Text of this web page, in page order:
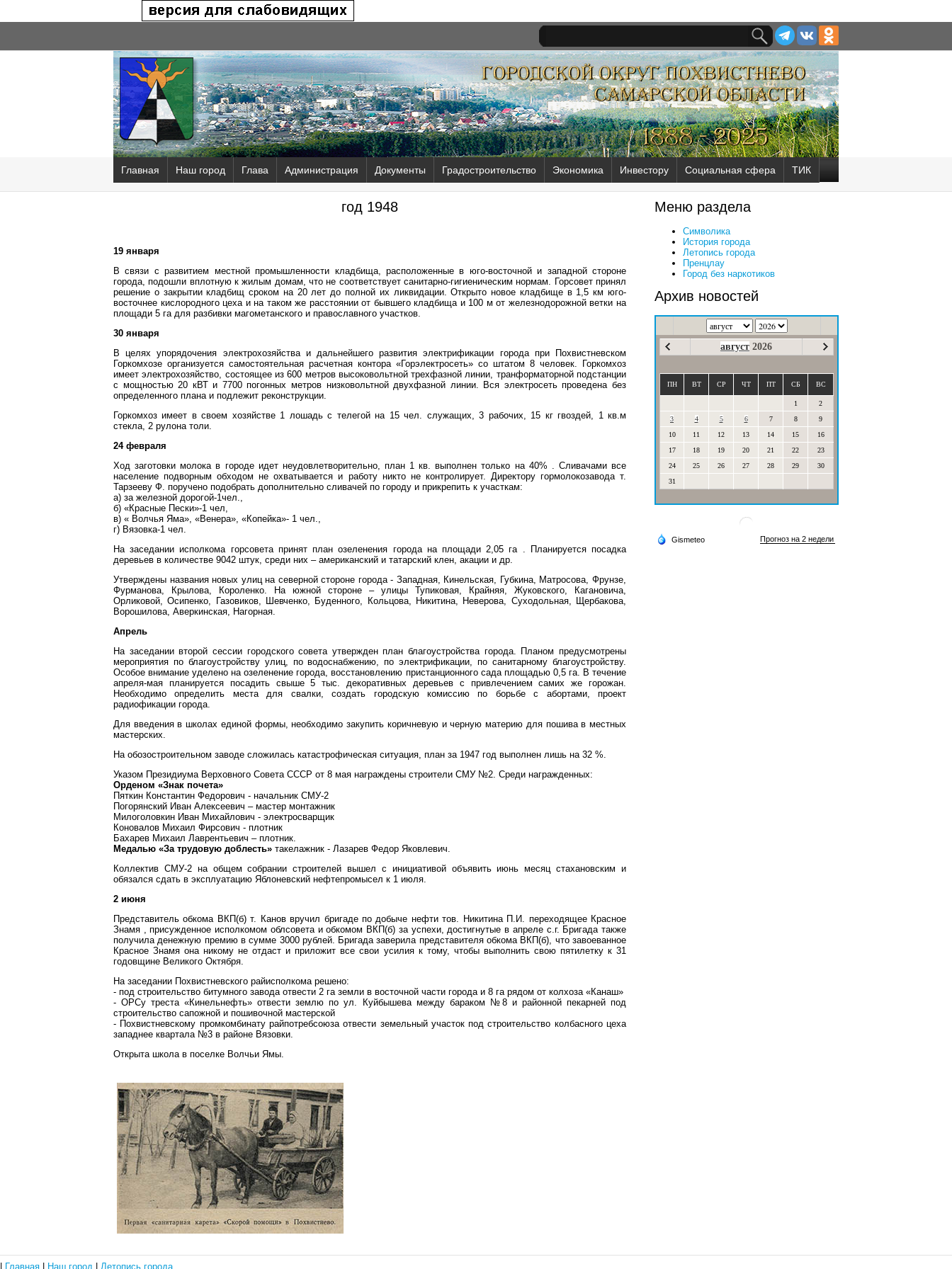
Главная Наш город Глава Администрация Документы Градостроительство Экономика Инвестору Социальная сфера ТИК
год 1948
19 января
В связи с развитием местной промышленности кладбища, расположенные в юго-восточной и западной стороне
города, подошли вплотную к жилым домам, что не соответствует санитарно-гигиеническим нормам. Горсовет принял
решение о закрытии кладбищ сроком на 20 лет до полной их ликвидации. Открыто новое кладбище в 1,5 км юго-
восточнее кислородного цеха и на таком же расстоянии от бывшего кладбища и 100 м от железнодорожной ветки на
площади 5 га для разбивки магометанского и православного участков.
30 января
В целях упорядочения электрохозяйства и дальнейшего развития электрификации города при Похвистневском
Горкомхозе организуется самостоятельная расчетная контора «Горэлектросеть» со штатом 8 человек. Горкомхоз
имеет электрохозяйство, состоящее из 600 метров высоковольтной трехфазной линии, транформаторной подстанции
с мощностью 20 кВТ и 7700 погонных метров низковольтной двухфазной линии. Вся электросеть проведена без
определенного плана и подлежит реконструкции.
Горкомхоз имеет в своем хозяйстве 1 лошадь с телегой на 15 чел. служащих, 3 рабочих, 15 кг гвоздей, 1 кв.м
стекла, 2 рулона толи.
24 февраля
Ход заготовки молока в городе идет неудовлетворительно, план 1 кв. выполнен только на 40% . Сливачами все
население подворным обходом не охватывается и работу никто не контролирует. Директору гормолокозавода т.
Тарзееву Ф. поручено подобрать дополнительно сливачей по городу и прикрепить к участкам:
а) за железной дорогой-1чел.,
б) «Красные Пески»-1 чел,
в) « Волчья Яма», «Венера», «Копейка»- 1 чел.,
г) Вязовка-1 чел.
На заседании исполкома горсовета принят план озеленения города на площади 2,05 га . Планируется посадка
деревьев в количестве 9042 штук, среди них – американский и татарский клен, акации и др.
Утверждены названия новых улиц на северной стороне города - Западная, Кинельская, Губкина, Матросова, Фрунзе,
Фурманова, Крылова, Короленко. На южной стороне – улицы Тупиковая, Крайняя, Жуковского, Кагановича,
Орликовой, Осипенко, Газовиков, Шевченко, Буденного, Кольцова, Никитина, Неверова, Суходольная, Щербакова,
Ворошилова, Аверкинская, Нагорная.
Апрель
На заседании второй сессии городского совета утвержден план благоустройства города. Планом предусмотрены
мероприятия по благоустройству улиц, по водоснабжению, по электрификации, по санитарному благоустройству.
Особое внимание уделено на озеленение города, восстановлению пристанционного сада площадью 0,5 га. В течение
апреля-мая планируется посадить свыше 5 тыс. декоративных деревьев с привлечением самих же горожан.
Необходимо определить места для свалки, создать городскую комиссию по борьбе с абортами, проект
радиофикации города.
Для введения в школах единой формы, необходимо закупить коричневую и черную материю для пошива в местных
мастерских.
На обозостроительном заводе сложилась катастрофическая ситуация, план за 1947 год выполнен лишь на 32 %.
Указом Президиума Верховного Совета СССР от 8 мая награждены строители СМУ №2. Среди награжденных:
Орденом «Знак почета»
Пяткин Константин Федорович - начальник СМУ-2
Погорянский Иван Алексеевич – мастер монтажник
Милоголовкин Иван Михайлович - электросварщик
Коновалов Михаил Фирсович - плотник
Бахарев Михаил Лаврентьевич – плотник.
Медалью «За трудовую доблесть» такелажник - Лазарев Федор Яковлевич.
Коллектив СМУ-2 на общем собрании строителей вышел с инициативой объявить июнь месяц стахановским и
обязался сдать в эксплуатацию Яблоневский нефтепромысел к 1 июля.
2 июня
Представитель обкома ВКП(б) т. Канов вручил бригаде по добыче нефти тов. Никитина П.И. переходящее Красное
Знамя , присужденное исполкомом облсовета и обкомом ВКП(б) за успехи, достигнутые в апреле с.г. Бригада также
получила денежную премию в сумме 3000 рублей. Бригада заверила представителя обкома ВКП(б), что завоеванное
Красное Знамя она никому не отдаст и приложит все свои усилия к тому, чтобы выполнить свою пятилетку к 31
годовщине Великого Октября.
На заседании Похвистневского райисполкома решено:
- под строительство битумного завода отвести 2 га земли в восточной части города и 8 га рядом от колхоза «Канаш»
- ОРСу треста «Кинельнефть» отвести землю по ул. Куйбышева между бараком №8 и районной пекарней под
строительство сапожной и пошивочной мастерской
- Похвистневскому промкомбинату райпотребсоюза отвести земельный участок под строительство колбасного цеха
западнее квартала №3 в районе Вязовки.
Открыта школа в поселке Волчьи Ямы.
Меню раздела
Символика
История города
Летопись города
Пренцлау
Город без наркотиков
Архив новостей
август 2026
ПН ВТ СР ЧТ ПТ СБ ВС
1
2
3
4 5 6 7 8
9
10
11 12 13 14 15
16
17
18 19 20 21 22
23
24
25 26 27 28 29
30
31
Главная Наш город Летопись города